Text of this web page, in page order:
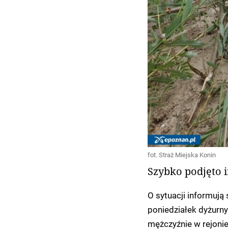
fot. Straż Miejska Konin
Szybko podjęto
O sytuacji informują
poniedziałek
mężczyźnie w